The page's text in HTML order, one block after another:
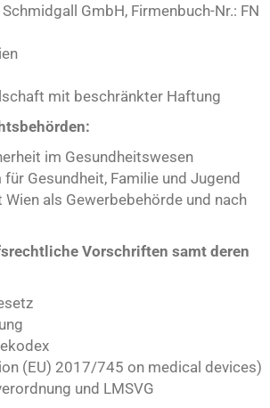
Schmidgall GmbH, Firmenbuch-Nr.: FN
mit beschränkter Haftung
im Gesundheitswesen
Gesundheit, Familie und Jugend
als Gewerbebehörde und nach
Vorschriften samt deren
(EU) 2017/745 on medical devices)
und LMSVG